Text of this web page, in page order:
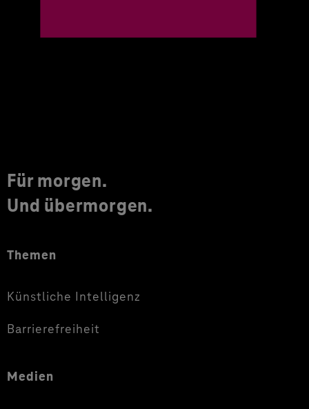
Für morgen.
Und übermorgen.
Themen
Künstliche Intelligenz
Barrierefreiheit
Medien